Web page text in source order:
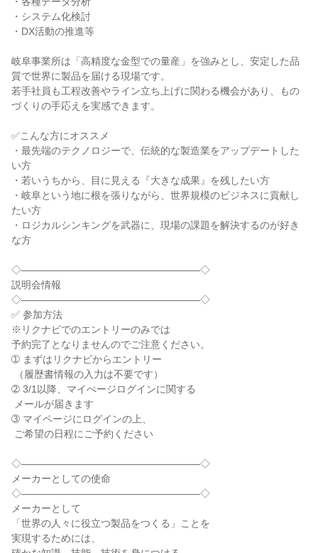
・システム化検討
・DX活動の推進等
岐阜事業所は「高精度な金型での量産」を強みとし、安定した品
質で世界に製品を届ける現場です。
若手社員も工程改善やライン立ち上げに関わる機会があり、もの
づくりの手応えを実感できます。
✅こんな方にオススメ
・最先端のテクノロジーで、伝統的な製造業をアップデートした
い方
・若いうちから、目に見える『大きな成果』を残したい方
・岐阜という地に根を張りながら、世界規模のビジネスに貢献し
たい方
・ロジカルシンキングを武器に、現場の課題を解決するのが好き
な方
◇――――――――――――――――――◇
説明会情報
◇――――――――――――――――――◇
✅ 参加方法
※リクナビでのエントリーのみでは
予約完了となりませんのでご注意ください。
➀ まずはリクナビからエントリー
➁ 3/1以降、マイぺージログインに関する
➂ マイページにログインの上、
◇――――――――――――――――――◇
メーカーとしての使命
◇――――――――――――――――――◇
メーカーとして
「世界の人々に役立つ製品をつくる」ことを
実現するためには、